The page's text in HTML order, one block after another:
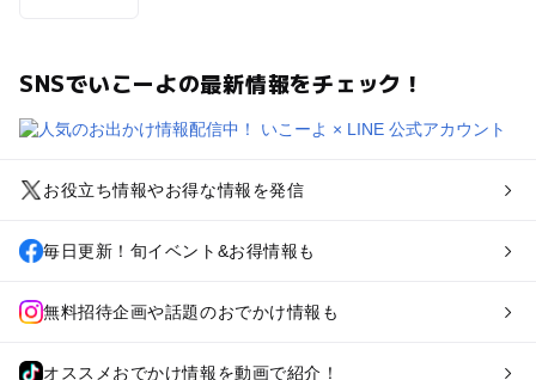
SNSでいこーよの最新情報をチェック！
お役立ち情報やお得な情報を発信
毎日更新！旬イベント&お得情報も
無料招待企画や話題のおでかけ情報も
オススメおでかけ情報を動画で紹介！